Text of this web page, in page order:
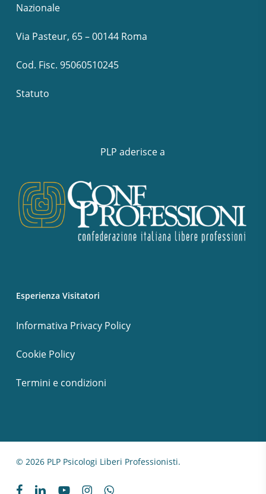
Nazionale
Via Pasteur, 65 – 00144 Roma
Cod. Fisc. 95060510245
Statuto
PLP aderisce a
Esperienza Visitatori
Informativa Privacy Policy
Cookie Policy
Termini e condizioni
© 2026 PLP Psicologi Liberi Professionisti.